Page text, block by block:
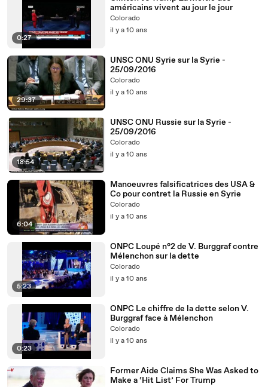
0:27
américains vivent au jour le jour
Colorado
il y a 10 ans
29:37
UNSC ONU Syrie sur la Syrie -
25/09/2016
Colorado
il y a 10 ans
18:54
UNSC ONU Russie sur la Syrie -
25/09/2016
Colorado
il y a 10 ans
6:04
Manoeuvres falsificatrices des USA &
Co pour contret la Russie en Syrie
Colorado
il y a 10 ans
5:23
ONPC Loupé n°2 de V. Burggraf contre
Mélenchon sur la dette
Colorado
il y a 10 ans
0:23
ONPC Le chiffre de la dette selon V.
Burggraf face à Mélenchon
Colorado
il y a 10 ans
Former Aide Claims She Was Asked to
Make a ‘Hit List’ For Trump